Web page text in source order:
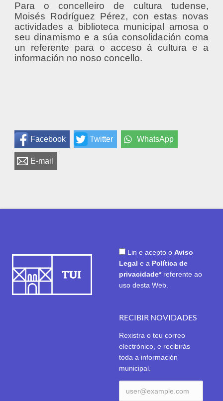
Para o concelleiro de cultura tudense,
Moisés Rodríguez Pérez, con estas novas
actividades a biblioteca municipal amosa o
seu dinamismo e a súa consolidación coma
un referente para o acceso á cultura e a
información no noso concello.
Facebook Twitter WhatsApp
E-mail
Lin e acepto o Aviso
Legal e a Política de
privacidade* referente ao
uso desta Web.
RECIBIR NOVIDADES
Rexistra o teu correo
electrónico, e recibirás
toda a información
municipal.